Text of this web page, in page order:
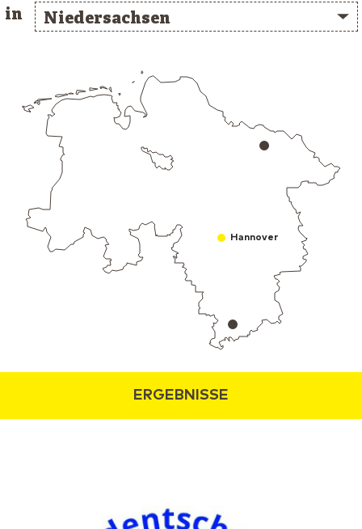
Hannover
in
Niedersachsen
ERGEBNISSE